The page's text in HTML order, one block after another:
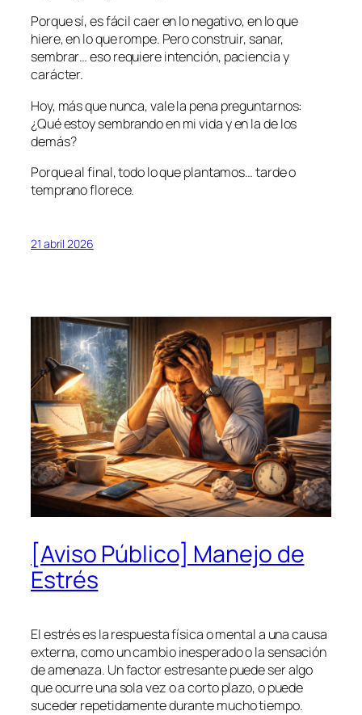
Porque sí, es fácil caer en lo negativo, en lo que
hiere, en lo que rompe. Pero construir, sanar,
sembrar… eso requiere intención, paciencia y
carácter.
Hoy, más que nunca, vale la pena preguntarnos:
¿Qué estoy sembrando en mi vida y en la de los
demás?
Porque al final, todo lo que plantamos… tarde o
temprano florece.
21 abril 2026
[Aviso Público] Manejo de
Estrés
El estrés es la respuesta física o mental a una causa
externa, como un cambio inesperado o la sensación
de amenaza. Un factor estresante puede ser algo
que ocurre una sola vez o a corto plazo, o puede
suceder repetidamente durante mucho tiempo.